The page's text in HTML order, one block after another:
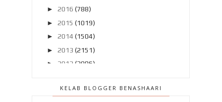
► 2016 (788)
► 2015 (1019)
► 2014 (1504)
► 2013 (2151)
► 2012 (2986)
2010(4406)
KELAB BLOGGER BENASHAARI